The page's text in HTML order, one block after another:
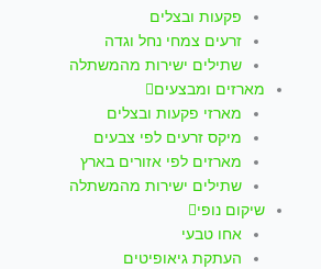
o
k
f
e
r
a
m
p
פקעות ובצלים
זרעים צמחי נחל וגדה
שתילים ישירות מהמשתלה
מארזים ומבצעים
מארזי פקעות ובצלים
מיקס זרעים לפי צבעים
מארזים לפי אזורים בארץ
שתילים ישירות מהמשתלה
שיקום נופי
אחו טבעי
העתקת גיאופיטים